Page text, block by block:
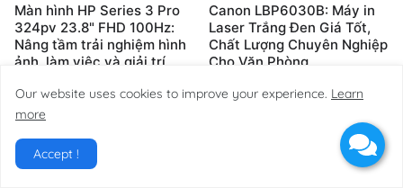
Màn hình HP Series 3 Pro
324pv 23.8" FHD 100Hz:
Nâng tầm trải nghiệm hình
ảnh, làm việc và giải trí
25 July, 2026
Canon LBP6030B: Máy in
Laser Trắng Đen Giá Tốt,
Chất Lượng Chuyên Nghiệp
Cho Văn Phòng
Main Tags
Our website uses cookies to improve your experience. Learn
more
Accept !